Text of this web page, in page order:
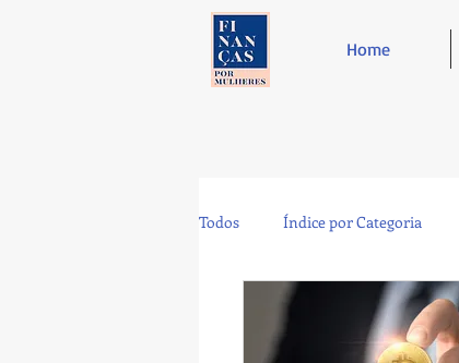
Home
Todos Índice por Categoria
Tecnologia Controladoria